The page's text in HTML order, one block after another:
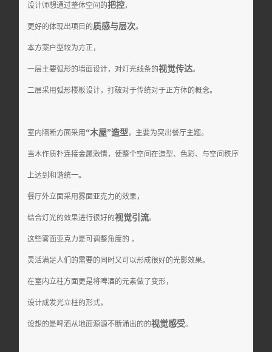
设计师想通过整体空间的把控，
更好的体现出项目的质感与层次。
本方案户型较为方正，
一层主要弧形的墙面设计，对灯光线条的视觉传达。
二层采用弧形楼板设计，打破对于传统对于正方体的概念。
室内隔断方面采用“木屋”造型，主要为突出餐厅主题。
当木作质朴连接金属激情，使整个空间在造型、色彩、与空间秩序
上达到和谐统一。
餐厅外立面采用雾面亚克力的效果，
结合灯光的效果进行很好的视觉引流。
这些雾面亚克力是可调整角度的 ，
灵活满足人们的需要的同时又可以形成很好的光影效果。
在室内立柱方面更是将啤酒的元素做了变形，
设计成发光立柱的形式，
设想的是啤酒从地面源源不断涌出的的视觉感受。